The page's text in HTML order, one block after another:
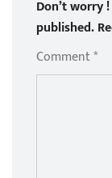
Don’t worry
published.
Comment *